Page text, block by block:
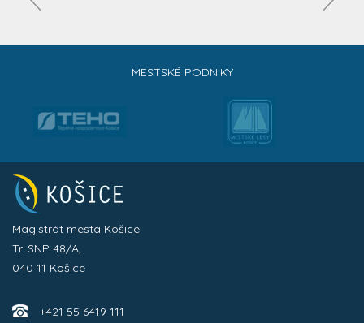
MESTSKÉ PODNIKY
Magistrát mesta Košice
Tr. SNP 48/A,
040 11 Košice
+421 55 6419 111